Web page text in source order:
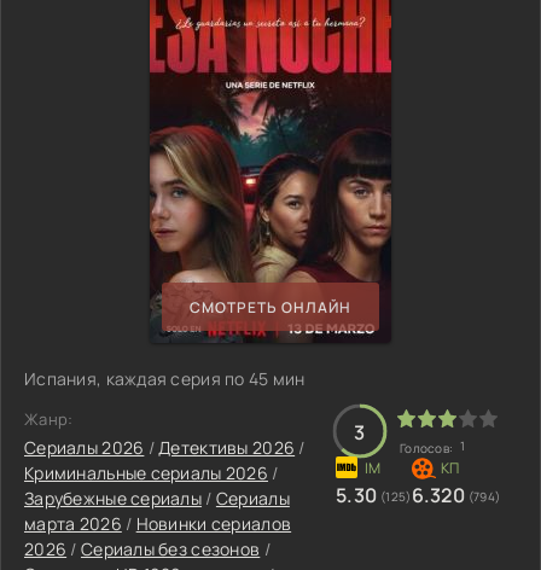
СМОТРЕТЬ ОНЛАЙН
Испания, каждая серия по 45 мин
Жанр:
Сериалы 2026 /Детективы 2026 /
Криминальные сериалы 2026 /
Зарубежные сериалы / Сериалы
марта 2026 / Новинки сериалов
2026 / Сериалы без сезонов /
3
Голосов: 1
5.30 (125) 6.320 (794)